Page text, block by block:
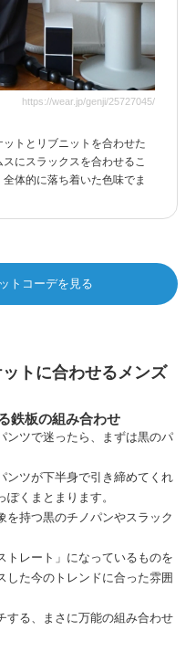
https://wear.jp/genji/25727045/
トとリブニットを合わせた
にスラックスを合わせるこ
体的に落ち着いた色味でま
トコーデを見る
ットに合わせるメンズ
鉄板の組み合わせ
ンツで迷ったら、まずは黒のパ
ンツが下半身で引き締めてくれ
くまとまります。
を持つ黒のチノパンやスラック
トレート」になっているものを
した今のトレンドに合った雰囲
する、まさに万能の組み合わせ